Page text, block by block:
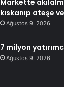
Markette
kıskanıp ateşe
Ağustos 9, 2026
7 milyon
Ağustos 9, 2026